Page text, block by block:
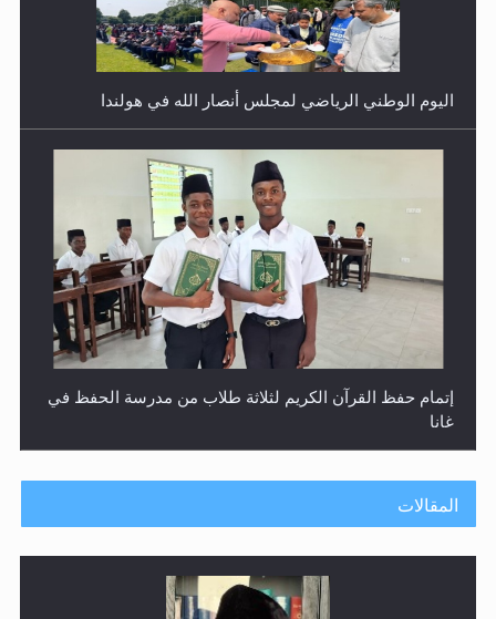
اليوم الوطني الرياضي لمجلس أنصار الله في هولندا
إتمام حفظ القرآن الكريم لثلاثة طلاب من مدرسة الحفظ في
غانا
المقالات